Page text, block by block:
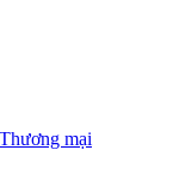
mại